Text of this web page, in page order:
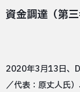
資金調達（第
2020年3月13日、
／代表：原丈人氏